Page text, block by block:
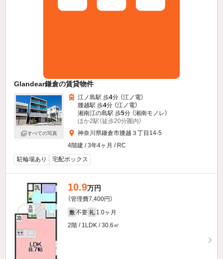
Glandear鎌倉の賃貸物件
すべての写真
江ノ島駅 歩4分 （江ノ電）
腰越駅 歩4分 （江ノ電）
湘南江の島駅 歩5分 （湘南モノレ）
ほか2駅（徒歩20分圏内）
神奈川県鎌倉市腰越３丁目14-5
4階建 / 3年4ヶ月 / RC
駐輪場あり
宅配ボックス
10.9万円
（管理費7,400円）
敷 不要 礼 1.0ヶ月
2階 / 1LDK / 30.6㎡